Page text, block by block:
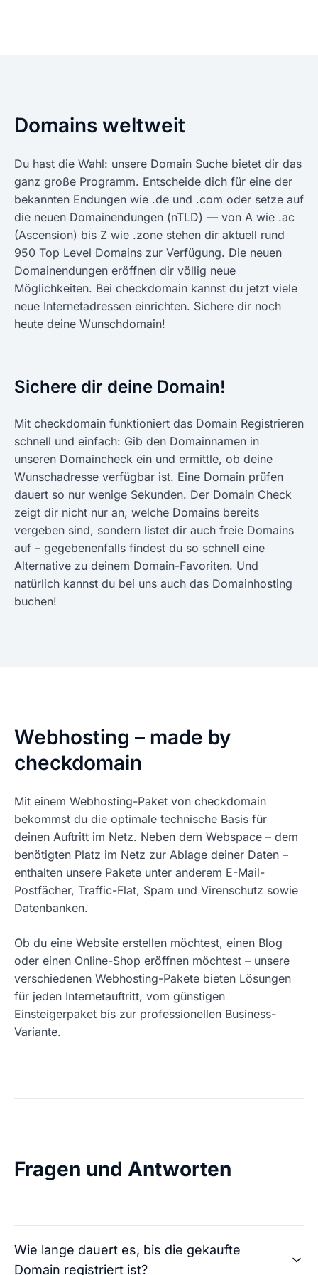
Domains weltweit
Du hast die Wahl: unsere Domain Suche bietet dir das
ganz große Programm. Entscheide dich für eine der
bekannten Endungen wie .de und .com oder setze auf
die neuen Domainendungen (nTLD) — von A wie .ac
(Ascension) bis Z wie .zone stehen dir aktuell rund
950 Top Level Domains zur Verfügung. Die neuen
Domainendungen eröffnen dir völlig neue
Möglichkeiten. Bei checkdomain kannst du jetzt viele
neue Internetadressen einrichten. Sichere dir noch
heute deine Wunschdomain!
Sichere dir deine Domain!
Mit checkdomain funktioniert das Domain Registrieren
schnell und einfach: Gib den Domainnamen in
unseren Domaincheck ein und ermittle, ob deine
Wunschadresse verfügbar ist. Eine Domain prüfen
dauert so nur wenige Sekunden. Der Domain Check
zeigt dir nicht nur an, welche Domains bereits
vergeben sind, sondern listet dir auch freie Domains
auf – gegebenenfalls findest du so schnell eine
Alternative zu deinem Domain-Favoriten. Und
natürlich kannst du bei uns auch das Domainhosting
buchen!
Webhosting – made by
checkdomain
Mit einem Webhosting-Paket von checkdomain
bekommst du die optimale technische Basis für
deinen Auftritt im Netz. Neben dem Webspace – dem
benötigten Platz im Netz zur Ablage deiner Daten –
enthalten unsere Pakete unter anderem E-Mail-
Postfächer, Traffic-Flat, Spam und Virenschutz sowie
Datenbanken.
Ob du eine Website erstellen möchtest, einen Blog
oder einen Online-Shop eröffnen möchtest – unsere
verschiedenen Webhosting-Pakete bieten Lösungen
für jeden Internetauftritt, vom günstigen
Einsteigerpaket bis zur professionellen Business-
Variante.
Fragen und Antworten
Wie lange dauert es, bis die gekaufte
Domain registriert ist?